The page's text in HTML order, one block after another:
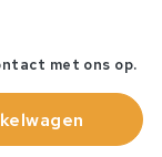
met ons op.